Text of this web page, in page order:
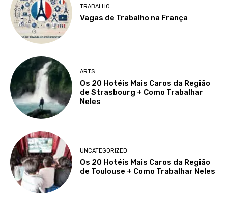
TRABALHO
Vagas de Trabalho na França
ARTS
Os 20 Hotéis Mais Caros da Região
de Strasbourg + Como Trabalhar
Neles
UNCATEGORIZED
Os 20 Hotéis Mais Caros da Região
de Toulouse + Como Trabalhar Neles